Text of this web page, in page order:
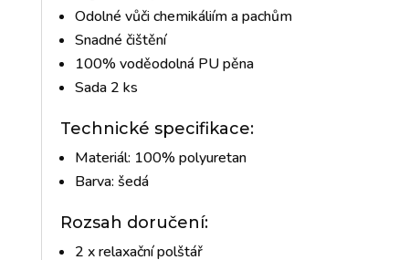
Odolné vůči chemikáliím a pachům
Snadné čištění
100% voděodolná PU pěna
Sada 2 ks
Technické specifikace:
Materiál: 100% polyuretan
Barva: šedá
Rozsah doručení:
2 x relaxační polštář